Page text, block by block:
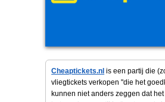
Cheaptickets.nl is een partij die
vliegtickets verkopen "die het
kunnen niet anders zeggen dat het